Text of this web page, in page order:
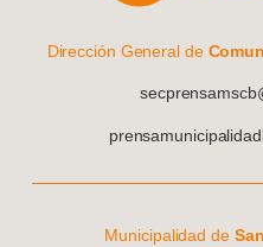
Dirección General de
Municipalidad de